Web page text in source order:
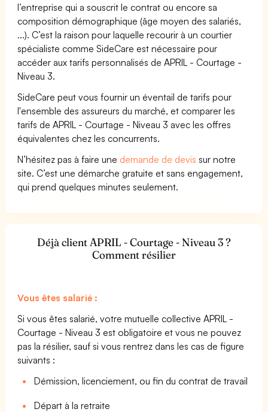
l’entreprise qui a souscrit le contrat ou encore sa
composition démographique (âge moyen des salariés,
...). C’est la raison pour laquelle recourir à un courtier
spécialiste comme SideCare est nécessaire pour
accéder aux tarifs personnalisés de APRIL - Courtage -
Niveau 3.
SideCare peut vous fournir un éventail de tarifs pour
l'ensemble des assureurs du marché, et comparer les
tarifs de APRIL - Courtage - Niveau 3 avec les offres
équivalentes chez les concurrents.
N’hésitez pas à faire une demande de devis sur notre
site. C’est une démarche gratuite et sans engagement,
qui prend quelques minutes seulement.
Déjà client APRIL - Courtage - Niveau 3 ?
Comment résilier
Vous êtes salarié :
Si vous êtes salarié, votre mutuelle collective APRIL -
Courtage - Niveau 3 est obligatoire et vous ne pouvez
pas la résilier, sauf si vous rentrez dans les cas de figure
suivants :
Démission, licenciement, ou fin du contrat de travail
Départ à la retraite